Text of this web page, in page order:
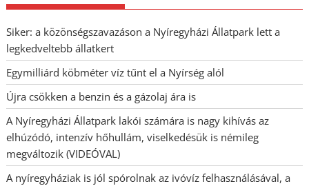
Siker: a közönségszavazáson a Nyíregyházi Állatpark lett a
legkedveltebb állatkert
Egymilliárd köbméter víz tűnt el a Nyírség alól
Újra csökken a benzin és a gázolaj ára is
A Nyíregyházi Állatpark lakói számára is nagy kihívás az
elhúzódó, intenzív hőhullám, viselkedésük is némileg
megváltozik (VIDEÓVAL)
A nyíregyháziak is jól spórolnak az ivóvíz felhasználásával, a